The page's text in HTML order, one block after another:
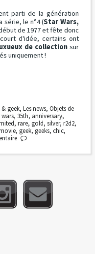
parti de la génération
série, le n°4 (Star Wars,
de 1977 et fête donc
d'idée, certains ont
de collectionsur
uniquement !
geek, Les news, Objets de
wars, 35th, anniversary,
, rare, gold, silver, r2d2,
, geek, geeks, chic,